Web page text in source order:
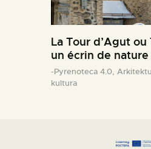
La Tour d’Agut ou
un écrin de
-Pyrenoteca 4.0,
kultura